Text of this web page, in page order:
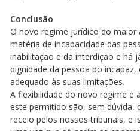
Conclusão
O novo regime jurídico do maior
matéria de incapacidade das
inabilitação e da interdição e há
dignidade da pessoa do
adequado às suas limitações.
A flexibilidade do novo regime e
este permitido são, sem dúvida,
receio pelos nossos tribunais, e